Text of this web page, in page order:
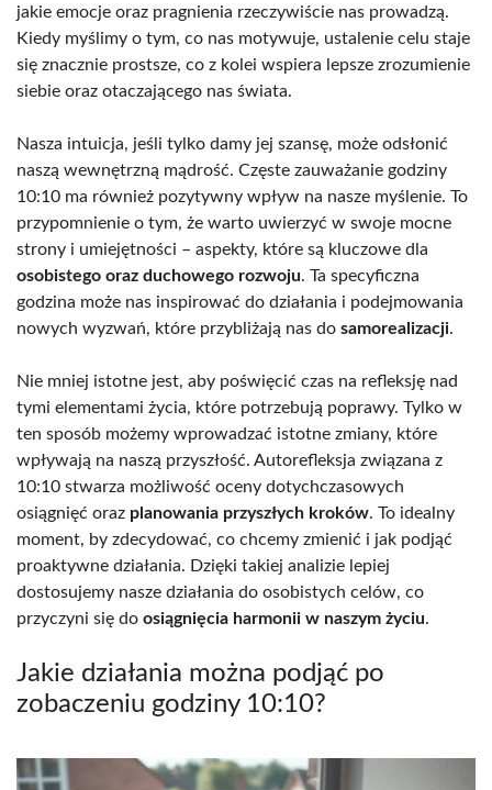
jakie emocje oraz pragnienia rzeczywiście nas prowadzą.
Kiedy myślimy o tym, co nas motywuje, ustalenie celu staje
się znacznie prostsze, co z kolei wspiera lepsze zrozumienie
siebie oraz otaczającego nas świata.
Nasza intuicja, jeśli tylko damy jej szansę, może odsłonić
naszą wewnętrzną mądrość. Częste zauważanie godziny
10:10 ma również pozytywny wpływ na nasze myślenie. To
przypomnienie o tym, że warto uwierzyć w swoje mocne
strony i umiejętności – aspekty, które są kluczowe dla
osobistego oraz duchowego rozwoju. Ta specyficzna
godzina może nas inspirować do działania i podejmowania
nowych wyzwań, które przybliżają nas do samorealizacji.
Nie mniej istotne jest, aby poświęcić czas na refleksję nad
tymi elementami życia, które potrzebują poprawy. Tylko w
ten sposób możemy wprowadzać istotne zmiany, które
wpływają na naszą przyszłość. Autorefleksja związana z
10:10 stwarza możliwość oceny dotychczasowych
osiągnięć oraz planowania przyszłych kroków. To idealny
moment, by zdecydować, co chcemy zmienić i jak podjąć
proaktywne działania. Dzięki takiej analizie lepiej
dostosujemy nasze działania do osobistych celów, co
przyczyni się do osiągnięcia harmonii w naszym życiu.
Jakie działania można podjąć po
zobaczeniu godziny 10:10?